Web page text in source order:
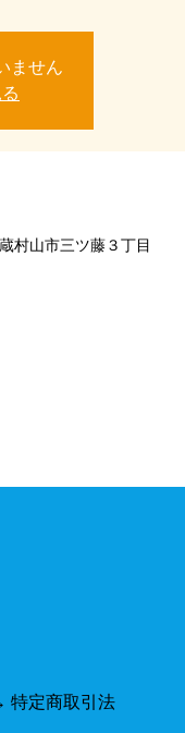
ません
村山市三ツ藤３丁目
特定商取引法